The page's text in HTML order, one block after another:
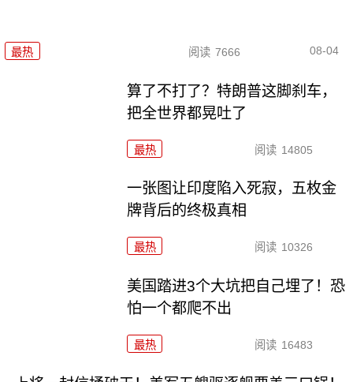
最热 阅读 7666 08-04
算了不打了？特朗普这脚刹车，
把全世界都晃吐了
最热 阅读 14805
一张图让印度陷入死寂，五枚金
牌背后的终极真相
最热 阅读 10326
美国踏进3个大坑把自己埋了！恐
怕一个都爬不出
最热 阅读 16483